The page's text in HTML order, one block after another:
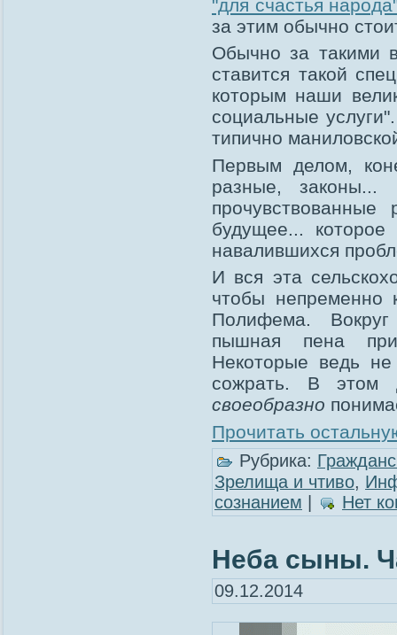
"для счастья
за этим обычно
Обычно за такими
ставится такой
которым наши
социальные
типично
Первым делом,
разные, законы...
прочувствованные
будущее... которое
навалившихся
И вся эта
чтобы непременно
Полифема. Вокруг
пышная пена
Некоторые ведь
сожрать. В этом
своеобразно
Прочитать
Рубрика:
Зрелища и чтиво,
сознанием
Нет
Неба сыны.
09.12.2014